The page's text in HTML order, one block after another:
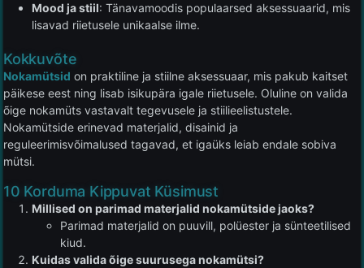
Mood ja stiil: Tänavamoodis populaarsed aksessuaarid, mis
lisavad riietusele unikaalse ilme.
Kokkuvõte
Nokamütsid on praktiline ja stiilne aksessuaar, mis pakub kaitset
päikese eest ning lisab isikupära igale riietusele. Oluline on valida
õige nokamüts vastavalt tegevusele ja stiilieelistustele.
Nokamütside erinevad materjalid, disainid ja
reguleerimisvõimalused tagavad, et igaüks leiab endale sobiva
mütsi.
10 Korduma Kippuvat Küsimust
Millised on parimad materjalid nokamütside jaoks?
Parimad materjalid on puuvill, polüester ja sünteetilised
kiud.
Kuidas valida õige suurusega nokamütsi?